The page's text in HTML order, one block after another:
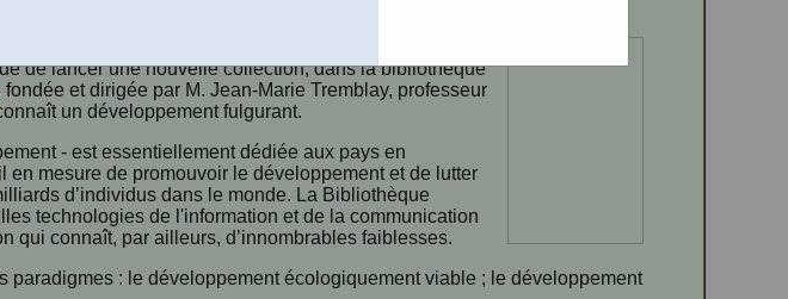
pour le savoir (Acfas) et dans le cadre de la
de lancer une nouvelle collection, dans la bibliothèque
fondée et dirigée par M. Jean-Marie Tremblay, professeur
un développement fulgurant.
- est essentiellement dédiée aux pays en
en mesure de promouvoir le développement et de lutter
d’individus dans le monde. La Bibliothèque
technologies de l'information et de la communication
qui connaît, par ailleurs, d’innombrables faiblesses.
paradigmes : le développement écologiquement viable ; le développement